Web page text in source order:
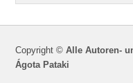
Copyright ©Alle Autoren-
Ágota Pataki